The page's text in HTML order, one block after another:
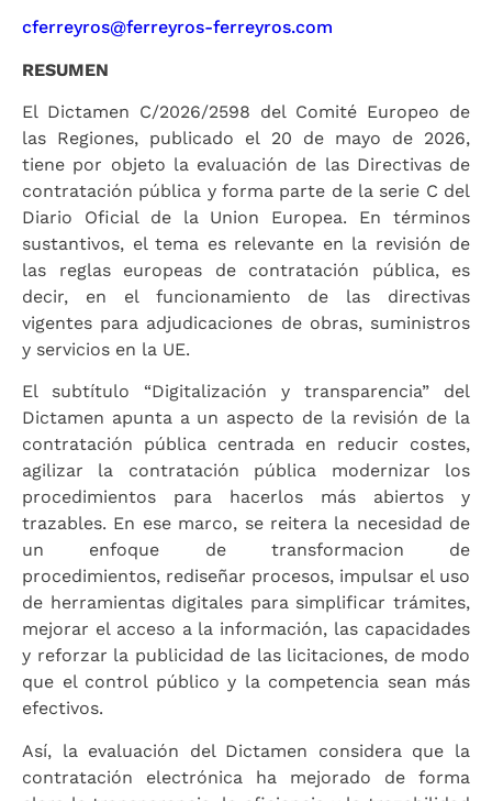
cferreyros@ferreyros-ferreyros.com
RESUMEN
El Dictamen C/2026/2598 del Comité Europeo de
las Regiones, publicado el 20 de mayo de 2026,
tiene por objeto la evaluación de las Directivas de
contratación pública y forma parte de la serie C del
Diario Oficial de la Union Europea. En términos
sustantivos, el tema es relevante en la revisión de
las reglas europeas de contratación pública, es
decir, en el funcionamiento de las directivas
vigentes para adjudicaciones de obras, suministros
y servicios en la UE.
El subtítulo “Digitalización y transparencia” del
Dictamen apunta a un aspecto de la revisión de la
contratación pública centrada en reducir costes,
agilizar la contratación pública modernizar los
procedimientos para hacerlos más abiertos y
trazables. En ese marco, se reitera la necesidad de
un enfoque de transformacion de
procedimientos, rediseñar procesos, impulsar el uso
de herramientas digitales para simplificar trámites,
mejorar el acceso a la información, las capacidades
y reforzar la publicidad de las licitaciones, de modo
que el control público y la competencia sean más
efectivos.
Así, la evaluación del Dictamen considera que la
contratación electrónica ha mejorado de forma